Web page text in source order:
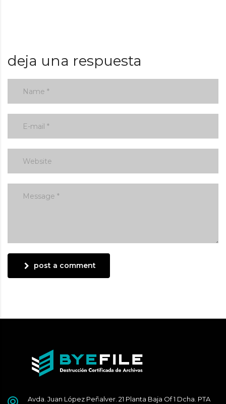
deja una respuesta
post a comment
Avda. Juan López Peñalver. 21 Planta Baja Of 1 Dcha. PTA